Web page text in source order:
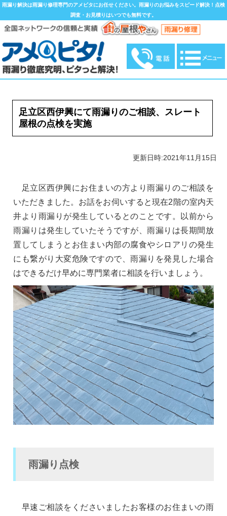
雨漏り解決は雨漏り修理専門のアメピタにお任せください。雨漏りのお悩みをスピード解決！点検
調査・お見積りはいつでも無料です。
足立区西伊興にて雨漏りのご相談、スレート
屋根の点検を実施
更新日時:2021年11月15日
足立区西伊興にお住まいの方より雨漏りのご相談を
いただきました。お話をお伺いすると現在2階の室内天
井より雨漏りが発生しているとのことです。以前から
雨漏りは発生していたそうですが、雨漏りは長期間放
置してしまうとお住まい内部の腐食やシロアリの発生
にも繋がり大変危険ですので、雨漏りを発見した場合
はできるだけ早めに専門業者に相談を行いましょう。
雨漏り点検
早速ご相談をくださいましたお客様のお住まいの雨